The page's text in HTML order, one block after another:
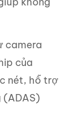
camera
của
nét, hỗ trợ
(ADAS)